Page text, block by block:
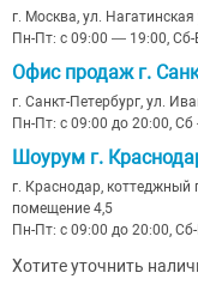
г. Москва, ул. Нагатинская
Пн-Пт: с 09:00 — 19:00, Сб-
Офис продаж г.
г. Санкт-Петербург, ул.
Пн-Пт: с 09:00 до 20:00, Сб
Шоурум г.
г. Краснодар, коттеджный
помещение 4,5
Пн-Пт: с 09:00 до 20:00,
Хотите уточнить